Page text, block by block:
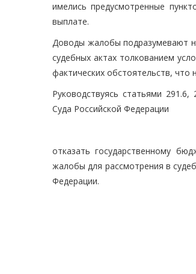
имелись предусмотренные
выплате.
Доводы жалобы подразумевают
судебных актах толкованием
фактических обстоятельств, что
Руководствуясь статьями
Суда Российской Федерации
отказать государственному
жалобы для рассмотрения в
Федерации.